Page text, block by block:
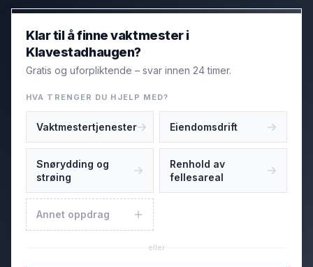
Klar til å finne vaktmester i
Klavestadhaugen?
Gratis og uforpliktende – svar innen 24 timer.
HVA TRENGER DU HJELP MED?
Vaktmestertjenester Eiendomsdrift
Snørydding og
strøing
Renhold av
fellesareal
Annet oppdrag
eller